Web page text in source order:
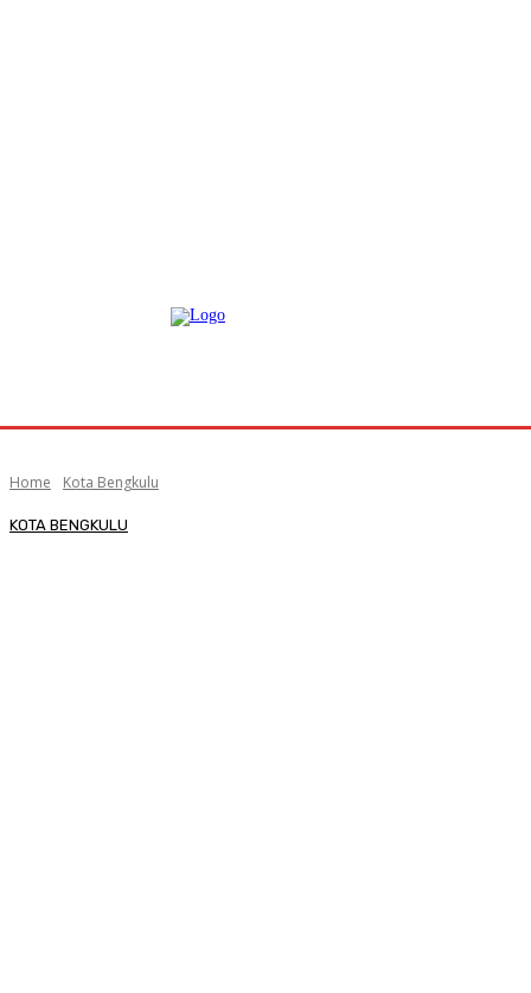
Home Kota Bengkulu
KOTA BENGKULU